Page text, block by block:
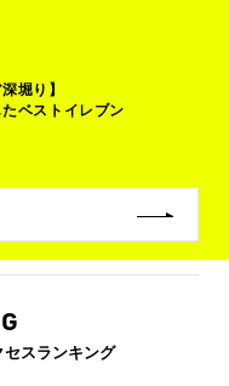
堀り】
ベストイレブン
セスランキング